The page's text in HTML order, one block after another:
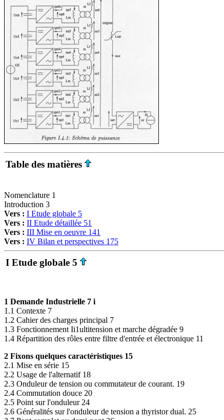
Table des matières
Nomenclature 1
Introduction 3
Vers : I Etude globale 5
Vers : II Etude détaillée 51
Vers : III Mise en oeuvre 141
Vers : IV Bilan et perspectives 175
I Etude globale 5
1 Demande Industrielle 7 i
1.1 Contexte 7
1.2 Cahier des charges principal 7
1.3 Fonctionnement Ii1ultitension et marche dégradée 9
1.4 Répartition des rôles entre filtre d'entrée et électronique 11
2 Fixons quelques caractéristiques 15
2.1 Mise en série 15
2.2 Usage de l'alternatif 18
2.3 Onduleur de tension ou commutateur de courant. 19
2.4 Commutation douce 20
2.5 Point sur l'onduleur 24
2.6 Généralités sur l'onduleur de tension a thyristor dual. 25